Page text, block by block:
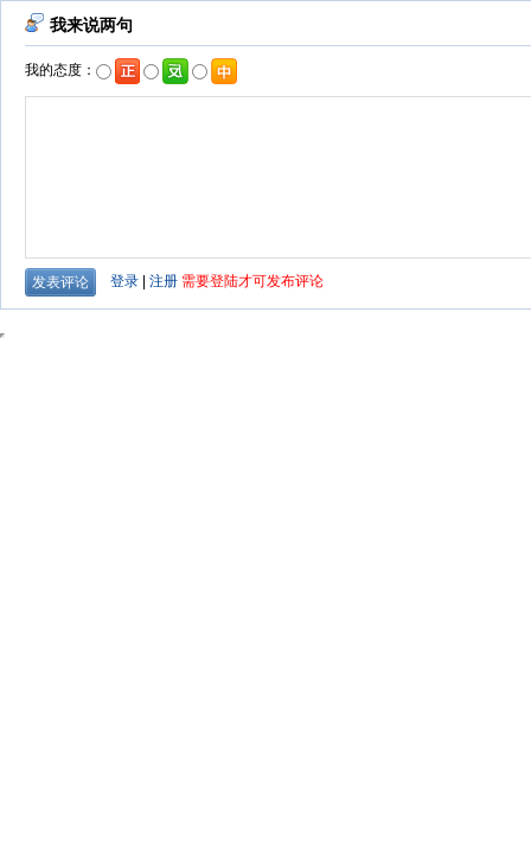
我来说两句
我的态度：
登录 注册 需要登陆才可发布评论